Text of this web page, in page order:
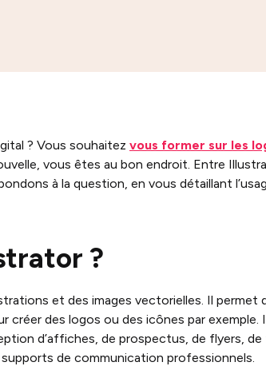
? Vous souhaitez vous former sur les
vous êtes au bon endroit. Entre
à la question, en vous détaillant
?
et des images vectorielles. Il permet
créer des logos ou des icônes par
d’affiches, de prospectus, de flyers,
de communication professionnels.